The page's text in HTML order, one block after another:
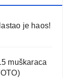
je haos!
muškaraca